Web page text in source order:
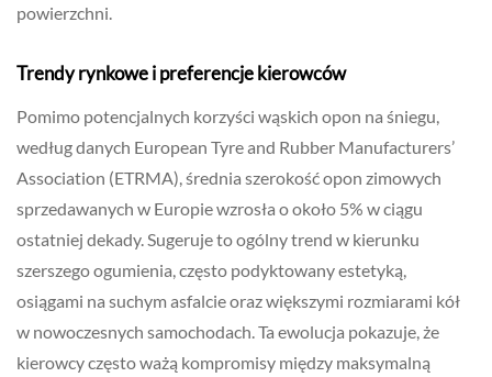
powierzchni.
Trendy rynkowe i preferencje kierowców
Pomimo potencjalnych korzyści wąskich opon na śniegu,
według danych European Tyre and Rubber Manufacturers’
Association (ETRMA), średnia szerokość opon zimowych
sprzedawanych w Europie wzrosła o około 5% w ciągu
ostatniej dekady. Sugeruje to ogólny trend w kierunku
szerszego ogumienia, często podyktowany estetyką,
osiągami na suchym asfalcie oraz większymi rozmiarami kół
w nowoczesnych samochodach. Ta ewolucja pokazuje, że
kierowcy często ważą kompromisy między maksymalną